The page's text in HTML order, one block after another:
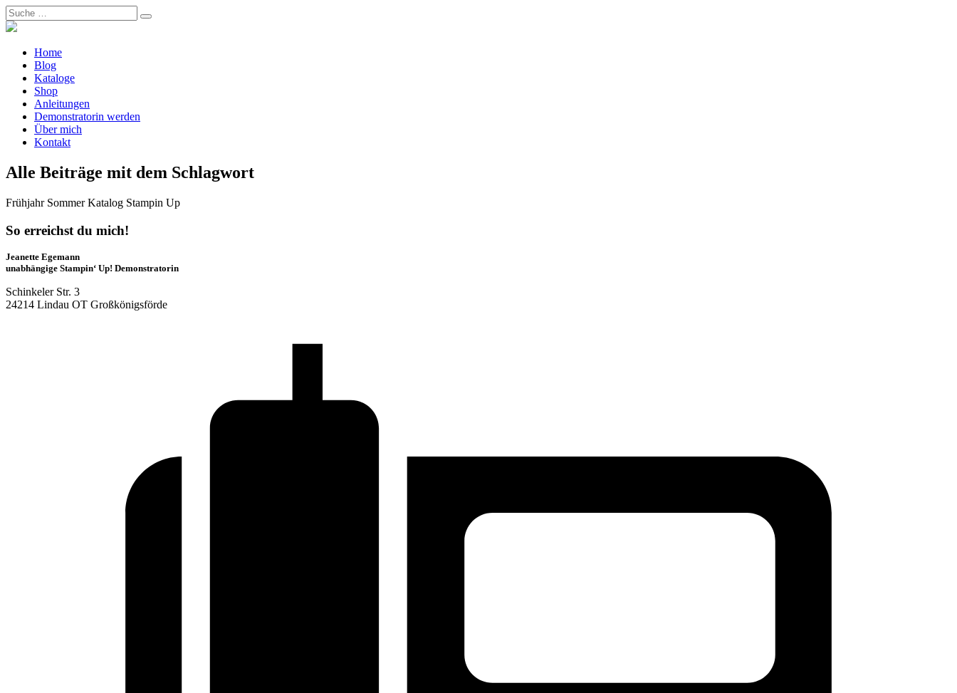
Home
Blog
Kataloge
Shop
Anleitungen
Demonstratorin werden
Über mich
Kontakt
Alle Beiträge mit dem Schlagwort
Frühjahr Sommer Katalog Stampin Up
So erreichst du mich!
Jeanette Egemann
unabhängige Stampin‘ Up! Demonstratorin
Schinkeler Str. 3
24214 Lindau OT Großkönigsförde